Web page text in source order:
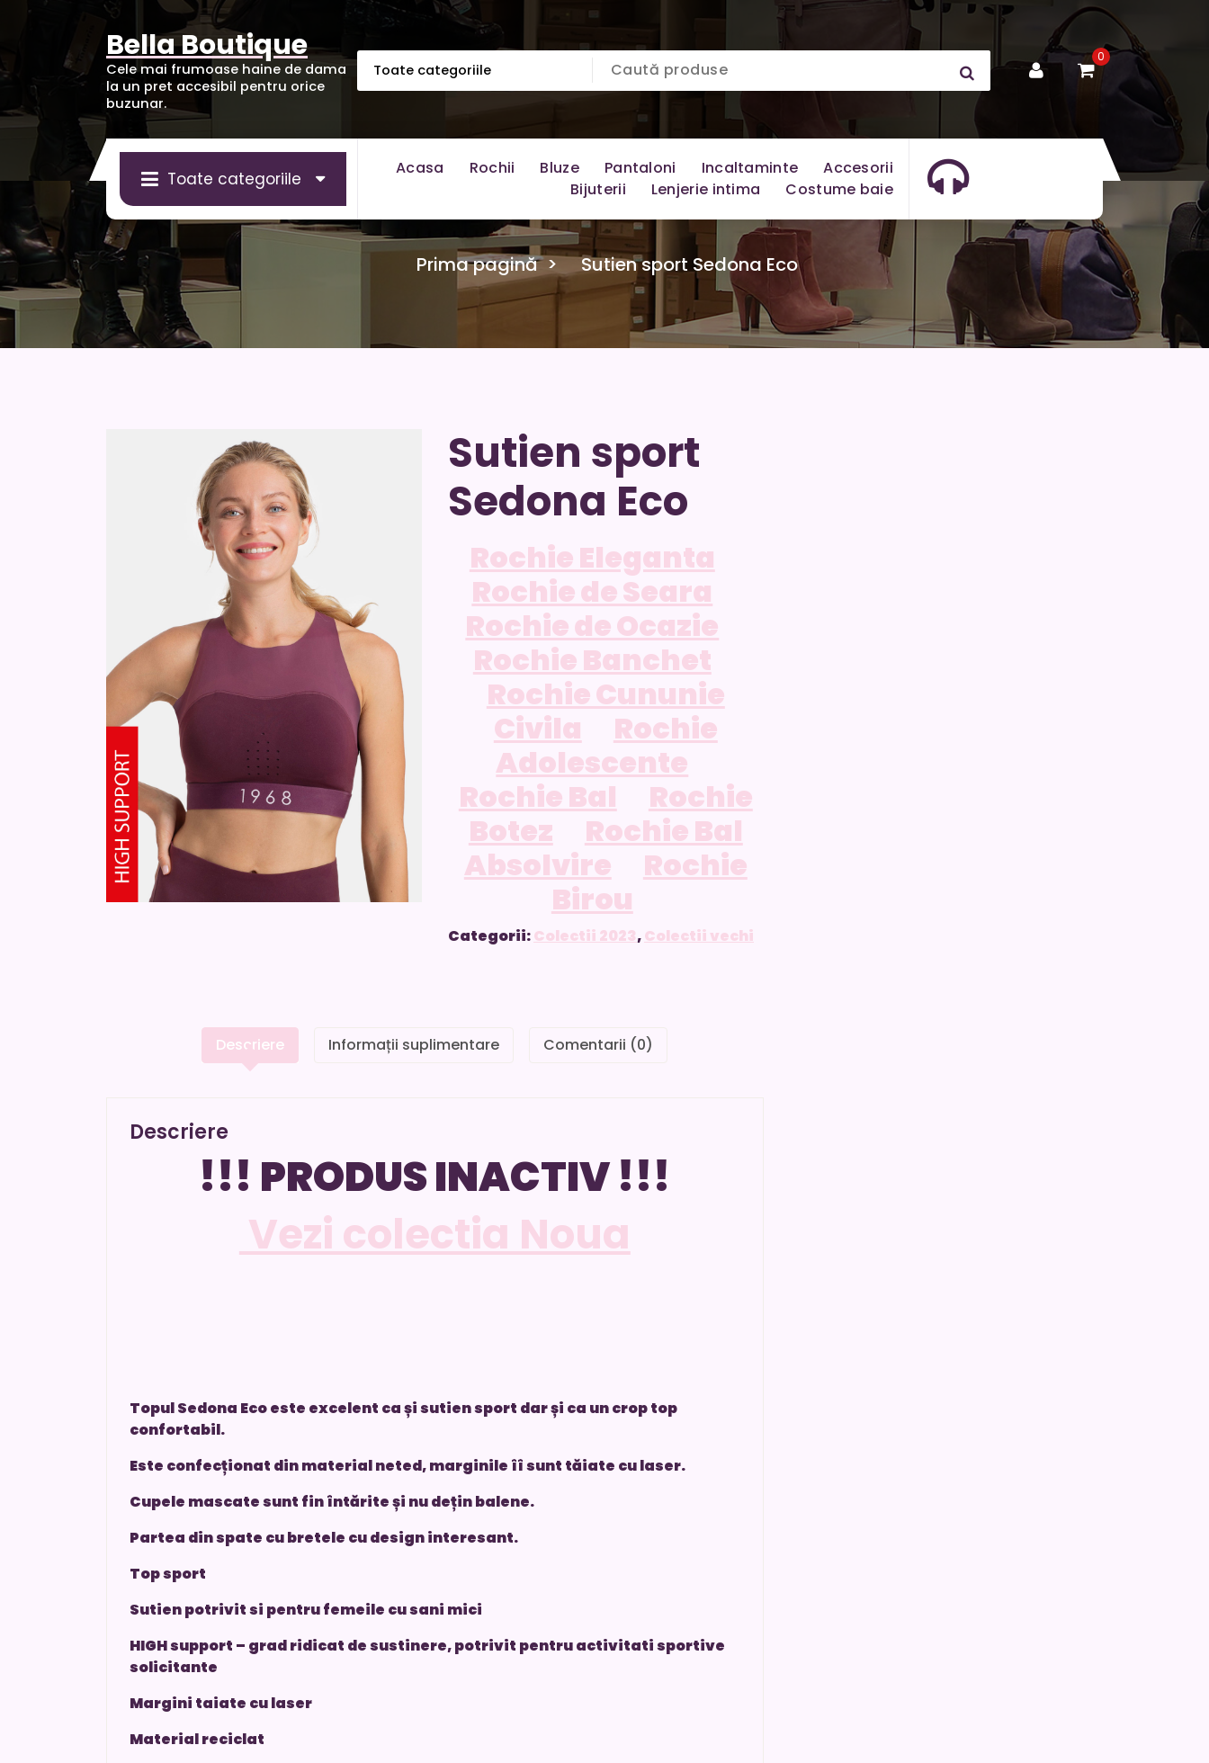
Bella Boutique
Cele mai frumoase haine de dama
la un pret accesibil pentru orice
buzunar.
0
Toate categoriile
Acasa Rochii Bluze Pantaloni Incaltaminte
Accesorii
Bijuterii
Lenjerie intima Costume baie
Prima pagină> Sutien sport Sedona Eco
Sutien sport
Sedona Eco
Rochie Eleganta
Rochie de Seara
Rochie de Ocazie
Rochie Banchet
Rochie Cununie
Civila
Rochie
Adolescente
Rochie Bal
Rochie
Botez
Rochie Bal
Absolvire
Rochie
Birou
Categorii:Colectii 2023,Colectii vechi
Descriere Informații suplimentare Comentarii (0)
Descriere
!!! PRODUS INACTIV !!!
Vezi colectia Noua
Topul Sedona Eco este excelent ca și sutien sport dar și ca un crop top
confortabil.
Este confecționat din material neted, marginile îî sunt tăiate cu laser.
Cupele mascate sunt fin întărite și nu dețin balene.
Partea din spate cu bretele cu design interesant.
Top sport
Sutien potrivit si pentru femeile cu sani mici
HIGH support – grad ridicat de sustinere, potrivit pentru activitati sportive
solicitante
Margini taiate cu laser
Material reciclat